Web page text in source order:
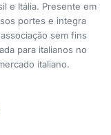
e Itália. Presente em
portes e integra
sem fins
para italianos no
italiano.